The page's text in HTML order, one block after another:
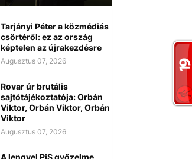
Tarjányi Péter a közmédiás
csörtéről: ez az ország
képtelen az újrakezdésre
Augusztus 07, 2026
Rovar úr brutális
sajtótájékoztatója: Orbán
Viktor, Orbán Viktor, Orbán
Viktor
Augusztus 07, 2026
A lengyel PiS győzelme